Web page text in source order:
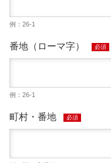
例：26-1
番地（ローマ字） 必須
例：26-1
町村・番地 必須